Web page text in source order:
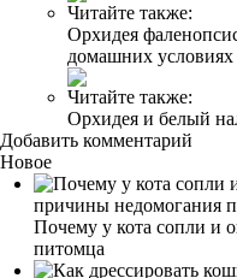
Читайте также:
Орхидея
домашних условиях
Читайте также:
Орхидея и белый
Добавить комментарий
Новое
Почему у кота сопли и
питомца